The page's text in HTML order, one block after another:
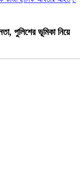
পুলিশের ভূমিকা নিয়ে